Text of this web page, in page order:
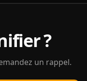
?
un rappel.